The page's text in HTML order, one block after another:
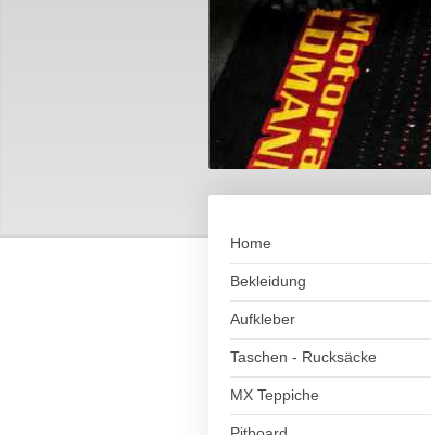
Home
Bekleidung
Aufkleber
Taschen - Rucksäcke
MX Teppiche